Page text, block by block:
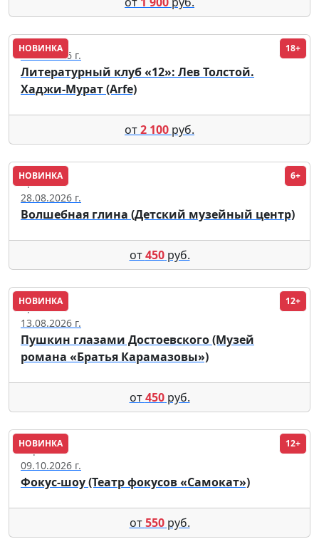
НОВИНКА 18+
25.09.2026 г.
Литературный клуб «12»: Лев Толстой.
Хаджи-Мурат (Arfe)
от2 100 руб.
НОВИНКА 6+
Кремль
28.08.2026 г.
Волшебная глина (Детский музейный центр)
от450руб.
НОВИНКА 12+
Кремль
13.08.2026 г.
Пушкин глазами Достоевского (Музей
романа «Братья Карамазовы»)
от450руб.
НОВИНКА 12+
Саратов
09.10.2026 г.
Фокус-шоу (Театр фокусов «Самокат»)
от550руб.